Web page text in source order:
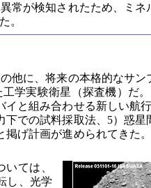
常が検知されたため、ミネ
。
他に、将来の本格的なサ
学実験衛星（探査機）だ
と組み合わせる新しい航
での試料採取法、5）惑星
げ計画が進められてきた
ては、
し、光学